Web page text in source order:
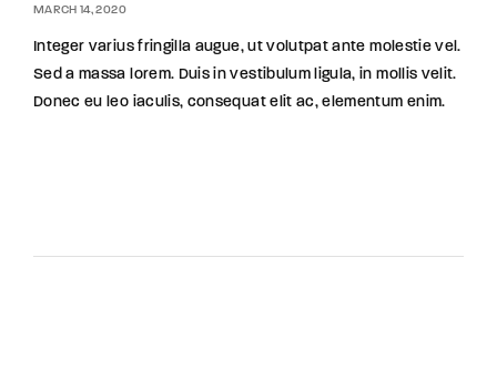
MARCH 14, 2020
Integer varius fringilla augue, ut volutpat ante molestie vel.
Sed a massa lorem. Duis in vestibulum ligula, in mollis velit.
Donec eu leo iaculis, consequat elit ac, elementum enim.